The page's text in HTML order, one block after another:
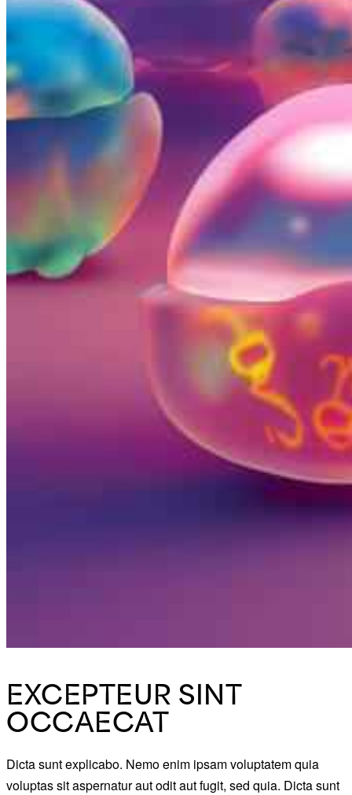
EXCEPTEUR SINT
OCCAECAT
Dicta sunt explicabo. Nemo enim ipsam voluptatem quia
voluptas sit aspernatur aut odit aut fugit, sed quia. Dicta sunt